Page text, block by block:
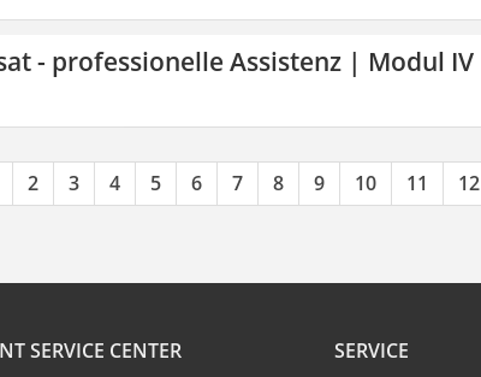
- professionelle Assistenz | Modul IV
2 3 4 5 6 7 8 9 10 11 12
SERVICE CENTER
SERVICE